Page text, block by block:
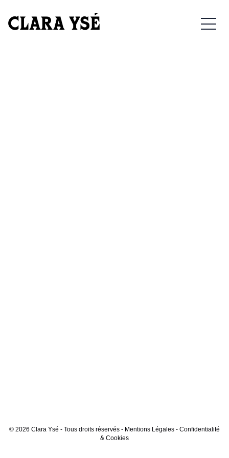
22/11/2023 – ROUEN – LE
106
© 2026 Clara Ysé - Tous droits réservés - Mentions Légales - Confidentialité
& Cookies